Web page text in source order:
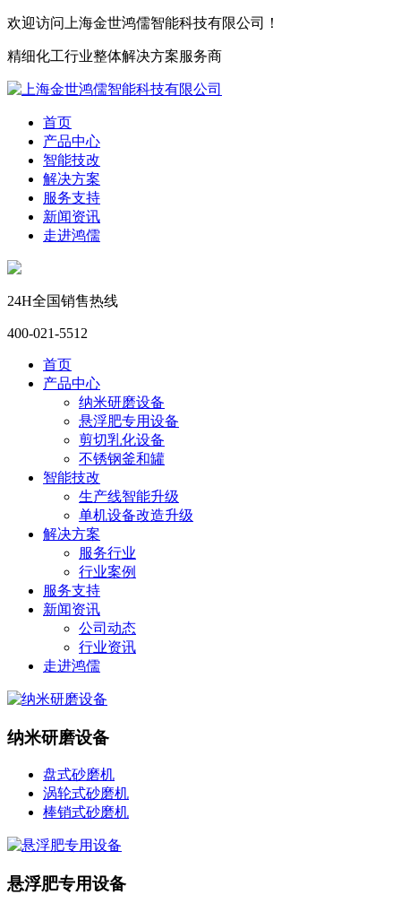
欢迎访问上海金世鸿儒智能科技有限公司！
精细化工行业整体解决方案服务商
首页
产品中心
智能技改
解决方案
服务支持
新闻资讯
走进鸿儒
24H全国销售热线
400-021-5512
首页
产品中心
纳米研磨设备
悬浮肥专用设备
剪切乳化设备
不锈钢釜和罐
智能技改
生产线智能升级
单机设备改造升级
解决方案
服务行业
行业案例
服务支持
新闻资讯
公司动态
行业资讯
走进鸿儒
纳米研磨设备
盘式砂磨机
涡轮式砂磨机
棒销式砂磨机
悬浮肥专用设备